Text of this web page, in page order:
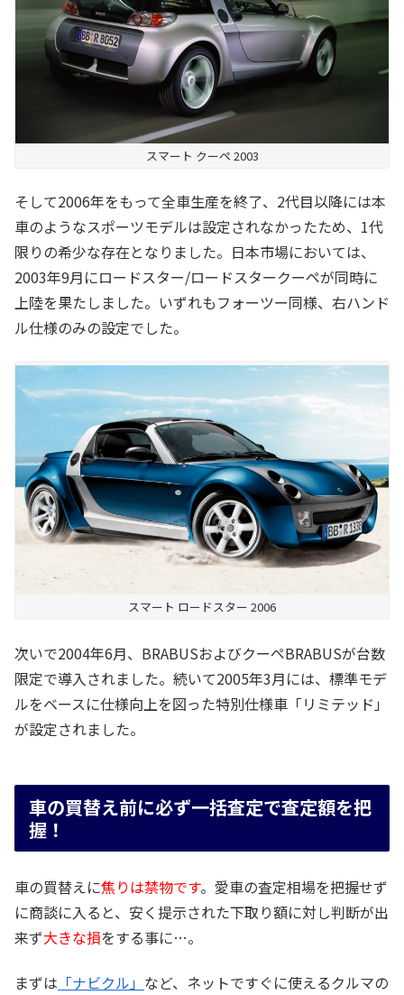
スマート クーペ 2003
そして2006年をもって全車生産を終了、2代目以降には本
車のようなスポーツモデルは設定されなかったため、1代
限りの希少な存在となりました。日本市場においては、
2003年9月にロードスター/ロードスタークーペが同時に
上陸を果たしました。いずれもフォーツー同様、右ハンド
ル仕様のみの設定でした。
スマート ロードスター 2006
次いで2004年6月、BRABUSおよびクーペBRABUSが台数
限定で導入されました。続いて2005年3月には、標準モデ
ルをベースに仕様向上を図った特別仕様車「リミテッド」
が設定されました。
車の買替え前に必ず一括査定で査定額を把
握！
車の買替えに焦りは禁物です。愛車の査定相場を把握せず
に商談に入ると、安く提示された下取り額に対し判断が出
来ず大きな損をする事に…。
まずは 「ナビクル」 など、ネットですぐに使えるクルマの